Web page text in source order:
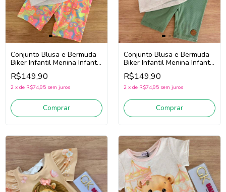
Conjunto Blusa e Bermuda
Biker Infantil Menina Infanti
95319 (Branco/Rosa)
R$149,90
2 x de R$74,95 sem juros
Comprar
Conjunto Blusa e Bermuda
Biker Infantil Menina Infanti
94946 (Off White/Verde)
R$149,90
2 x de R$74,95 sem juros
Comprar